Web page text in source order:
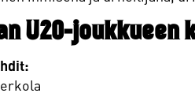
U20-